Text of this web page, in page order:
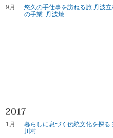
9月
悠久の手仕事を訪ねる旅 丹波
の手業 丹波焼
1月
暮らしに息づく伝統文化を探る
川村